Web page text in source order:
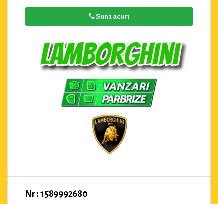
Suna acum
Nr : 1589992680